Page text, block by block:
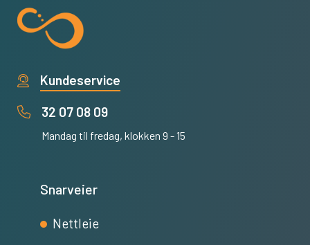
Kundeservice
32 07 08 09
Mandag til fredag, klokken 9 - 15
Snarveier
Nettleie